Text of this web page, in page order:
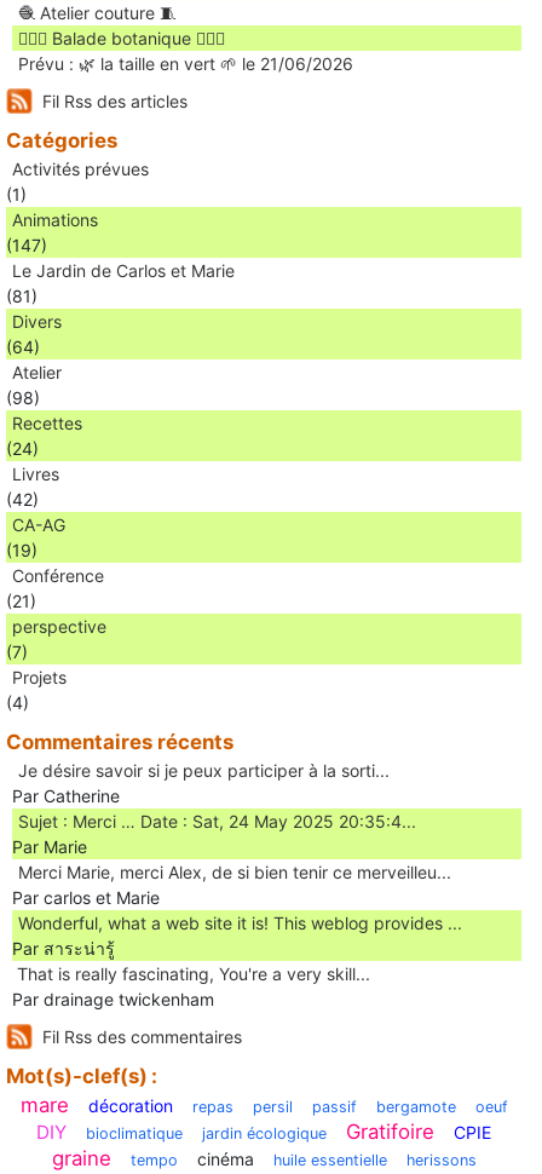
🧶 Atelier couture 🧵
🚶🏻‍♀️ Balade botanique 🚶🏻‍♂️
Prévu : 🌿 la taille en vert 🌱 le 21/06/2026
Fil Rss des articles
Catégories
Activités prévues
(1)
Animations
(147)
Le Jardin de Carlos et Marie
(81)
Divers
(64)
Atelier
(98)
Recettes
(24)
Livres
(42)
CA-AG
(19)
Conférence
(21)
perspective
(7)
Projets
(4)
Commentaires récents
Je désire savoir si je peux participer à la sorti...
Par Catherine
Sujet : Merci … Date : Sat, 24 May 2025 20:35:4...
Par Marie
Merci Marie, merci Alex, de si bien tenir ce merveilleu...
Par carlos et Marie
Wonderful, what a web site it is! This weblog provides ...
Par สาระน่ารู้
Ꭲhat is really fascinating, You'rе a very skill...
Par drainage twickenham
Fil Rss des commentaires
Mot(s)-clef(s) :
mare
décoration repas persil passif bergamote oeuf
DIY bioclimatique jardin écologique Gratifoire CPIE
graine tempo cinéma huile essentielle herissons